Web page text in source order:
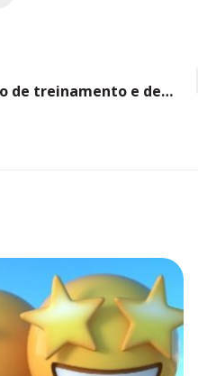
Por que trabalhar a andragogia em um processo de treinamento e desenvolvimento?